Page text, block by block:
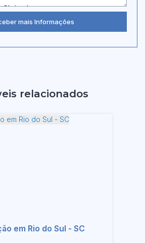
relacionados
em Rio do Sul - SC